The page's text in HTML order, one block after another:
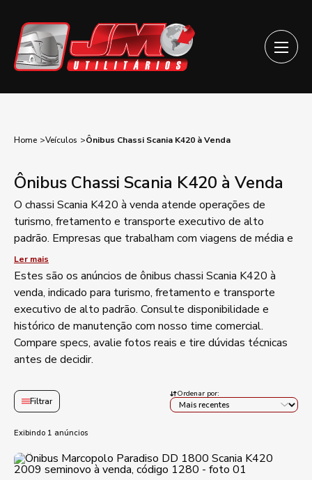
Home Veículos Ônibus Chassi Scania K420 à Venda
Ônibus Chassi Scania K420 à Venda
O chassi Scania K420 à venda atende operações de
turismo, fretamento e transporte executivo de alto
padrão. Empresas que trabalham com viagens de média e
longa distância buscam esse chassi pela robustez
mecânica da linha Scania. Cada unidade anunciada pode
trazer carroceria, ano e configuração diferentes, conforme
o estoque disponível. Documentação, quilometragem e
histórico de manutenção merecem atenção antes de
fechar negócio. A equipe da JM Utilitários informa o que
está disponível nesse chassi agora.
Ler mais
Estes são os anúncios de ônibus chassi Scania K420 à
venda, indicado para turismo, fretamento e transporte
executivo de alto padrão. Consulte disponibilidade e
histórico de manutenção com nosso time comercial.
Compare specs, avalie fotos reais e tire dúvidas técnicas
antes de decidir.
Filtrar
Ordenar por:
Exibindo 1 anúncios